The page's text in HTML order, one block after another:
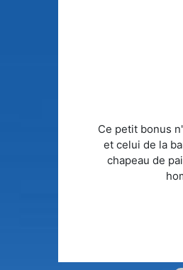
Ce petit bonus
et celui de la
chapeau de